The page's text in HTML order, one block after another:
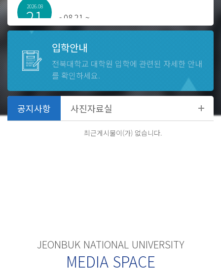
2026.08
21 - 08.21 ~
2025학년도 후기 학위수여식
2026.08
27 -08.27 ~
31
08.31 ~
제1학기 종료, 하기휴가 종료
입학안내
전북대학교 대학원 입학에 관련된 자세한 안내
를 확인하세요.
최근게시물이(가) 없습니다.
JEONBUK NATIONAL UNIVERSITY
MEDIA SPACE